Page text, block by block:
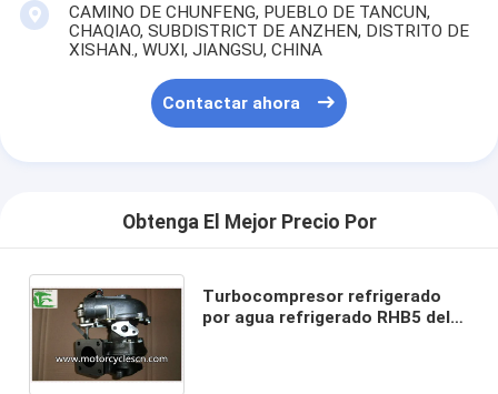
CAMINO DE CHUNFENG, PUEBLO DE TANCUN,
CHAQIAO, SUBDISTRICT DE ANZHEN, DISTRITO DE
XISHAN., WUXI, JIANGSU, CHINA
Contactar ahora
Obtenga El Mejor Precio Por
Turbocompresor refrigerado
por agua refrigerado RHB5 del